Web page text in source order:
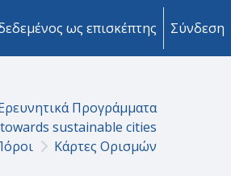
ως επισκέπτης Σύνδεση
Προγράμματα
sustainable cities
Κάρτες Ορισμών